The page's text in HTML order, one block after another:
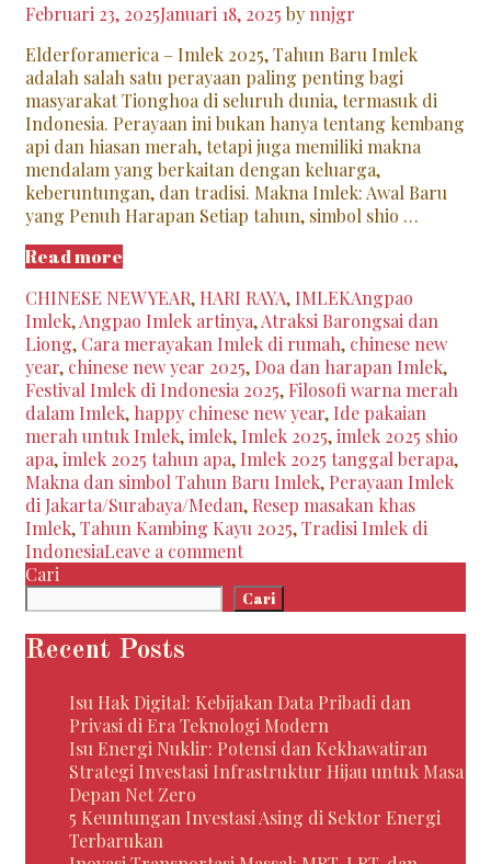
Februari 23, 2025Januari 18, 2025 bynnjgr
Elderforamerica – Imlek 2025, Tahun Baru Imlek
adalah salah satu perayaan paling penting bagi
masyarakat Tionghoa di seluruh dunia, termasuk di
Indonesia. Perayaan ini bukan hanya tentang kembang
api dan hiasan merah, tetapi juga memiliki makna
mendalam yang berkaitan dengan keluarga,
keberuntungan, dan tradisi. Makna Imlek: Awal Baru
yang Penuh Harapan Setiap tahun, simbol shio …
Read more
Tradisi,
Makna,
dan
Perayaan
yang
Membawa
Keberuntungan
Categories
CHINESE NEW YEAR, HARI RAYA, IMLEKTags
Angpao
Imlek,Angpao Imlek artinya,Atraksi Barongsai dan
Liong, Cara merayakan Imlek di rumah, chinese new
year, chinese new year 2025, Doa dan harapan Imlek,
Festival Imlek di Indonesia 2025, Filosofi warna merah
dalam Imlek, happy chinese new year, Ide pakaian
merah untuk Imlek,imlek, Imlek 2025,imlek 2025 shio
apa,imlek 2025 tahun apa, Imlek 2025 tanggal berapa,
Makna dan simbol Tahun Baru Imlek, Perayaan Imlek
di Jakarta/Surabaya/Medan, Resep masakan khas
Imlek,Tahun Kambing Kayu 2025,Tradisi Imlek di
IndonesiaLeave a comment
Cari
Cari
Recent Posts
Isu Hak Digital: Kebijakan Data Pribadi dan
Privasi di Era Teknologi Modern
Isu Energi Nuklir: Potensi dan Kekhawatiran
Strategi Investasi Infrastruktur Hijau untuk Masa
Depan Net Zero
5 Keuntungan Investasi Asing di Sektor Energi
Terbarukan